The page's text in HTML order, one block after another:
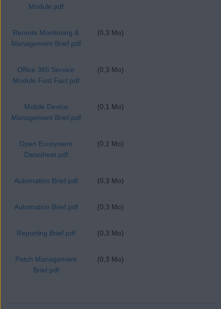
Module.pdf
Remote Monitoring &
Management Brief.pdf
(0,3 Mo)
Office 365 Service
Module Fast Fact.pdf
(0,3 Mo)
Mobile Device
Management Brief.pdf
(0,1 Mo)
Open Ecosystem
Datasheet.pdf
(0,1 Mo)
Automation Brief.pdf (0,3 Mo)
Automation Brief.pdf (0,3 Mo)
Reporting Brief.pdf (0,3 Mo)
Patch Management
Brief.pdf
(0,3 Mo)